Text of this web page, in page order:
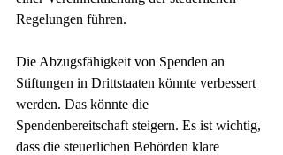
Regelungen führen.
Die Abzugsfähigkeit von Spenden an
Stiftungen in Drittstaaten könnte verbessert
werden. Das könnte die
Spendenbereitschaft steigern. Es ist wichtig,
dass die steuerlichen Behörden klare